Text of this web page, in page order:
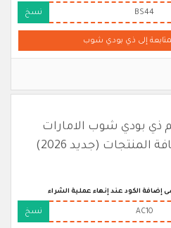
BS44 نسخ
إلى ذي بودي شوب
ذي بودي شوب الامارات
المنتجات (جديد 2026)
إضافة الكود عند إنهاء عملية الشراء
AC10 نسخ